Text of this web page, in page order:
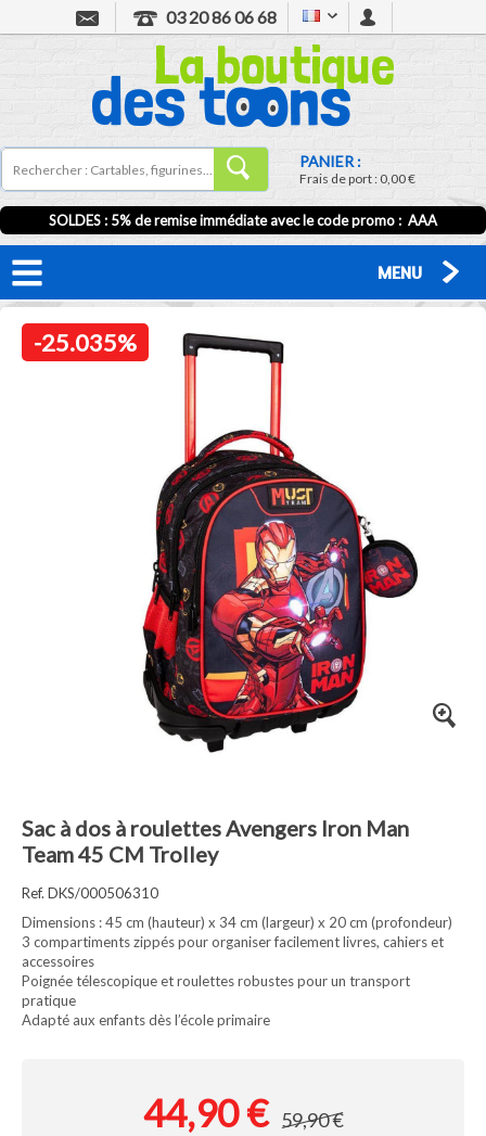
03 20 86 06 68
PANIER :
Frais de port :0,00 €
SOLDES : 5% de remise immédiate avec le code promo : AAA
MENU
-25.035%
Sac à dos à roulettes Avengers Iron Man
Team 45 CM Trolley
Ref. DKS/000506310
Dimensions : 45 cm (hauteur) x 34 cm (largeur) x 20 cm (profondeur)
3 compartiments zippés pour organiser facilement livres, cahiers et
accessoires
Poignée télescopique et roulettes robustes pour un transport
pratique
Adapté aux enfants dès l’école primaire
44,90 € 59,90 €